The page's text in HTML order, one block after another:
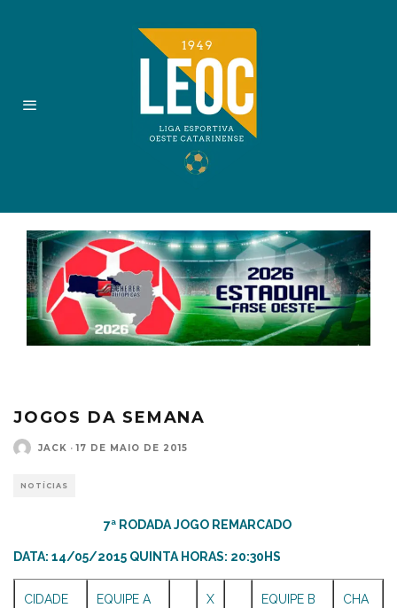
JOGOS DA SEMANA
JACK · 17 DE MAIO DE 2015
NOTÍCIAS
7ª RODADA JOGO REMARCADO
DATA: 14/05/2015 QUINTA HORAS: 20:30HS
CIDADE EQUIPE A X EQUIPE B
CHA